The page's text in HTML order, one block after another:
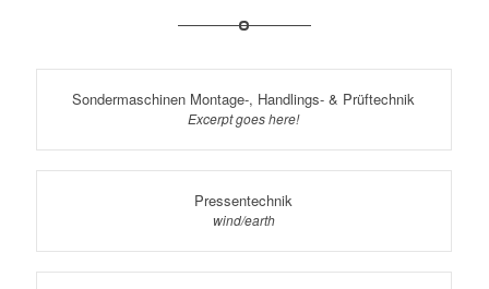
Sondermaschinen Montage-, Handlings- & Prüftechnik
Excerpt goes here!
Pressentechnik
wind/earth